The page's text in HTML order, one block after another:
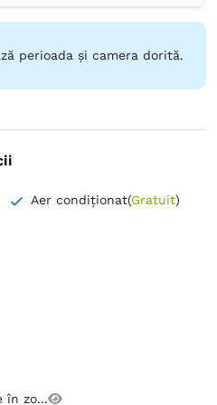
perioada și camera dorită.
Aer condiționat(Gratuit)
în zo...